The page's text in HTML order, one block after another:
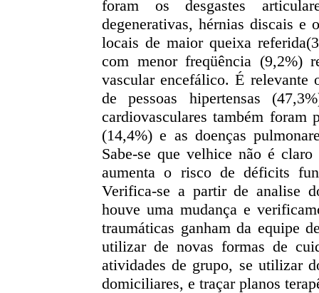
foram os desgastes
degenerativas, hérnias discais
locais de maior queixa
com menor freqüência (9,2%)
vascular encefálico. É relevante
de pessoas hipertensas
cardiovasculares também foram
(14,4%) e as doenças
Sabe-se que velhice não é
aumenta o risco de déficits
Verifica-se a partir de analise
houve uma mudança e
traumáticas ganham da equipe
utilizar de novas formas de
atividades de grupo, se utilizar
domiciliares, e traçar planos